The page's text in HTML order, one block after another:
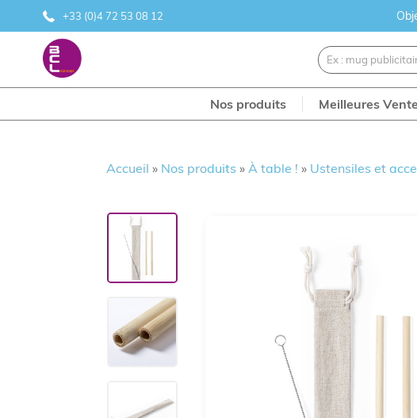
+33 (0)4 72 53 08 12
Nos produits Meilleures
Accueil » Nos produits »À table ! » Ustensiles et